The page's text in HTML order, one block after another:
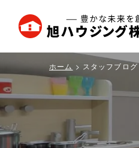
旭
ハ
ウ
ジ
グ
式
ホーム スタッフブログ